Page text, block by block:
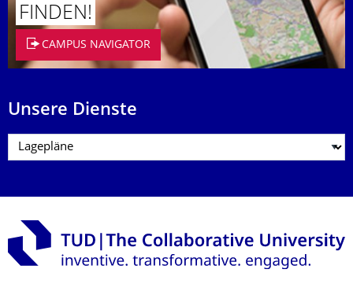
FINDEN!
CAMPUS NAVIGATOR
Unsere Dienste